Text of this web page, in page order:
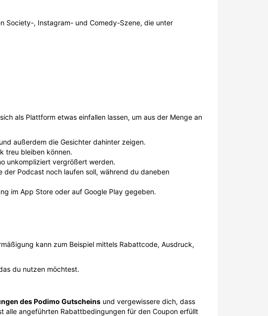
Society-, Instagram- und Comedy-Szene, die unter
als Plattform etwas einfallen lassen, um aus der Menge an
außerdem die Gesichter dahinter zeigen.
treu bleiben können.
unkompliziert vergrößert werden.
der Podcast noch laufen soll, während du daneben
im App Store oder auf Google Play gegeben.
kann zum Beispiel mittels Rabattcode, Ausdruck,
du nutzen möchtest.
des Podimo Gutscheins und vergewissere dich, dass
alle angeführten Rabattbedingungen für den Coupon erfüllt